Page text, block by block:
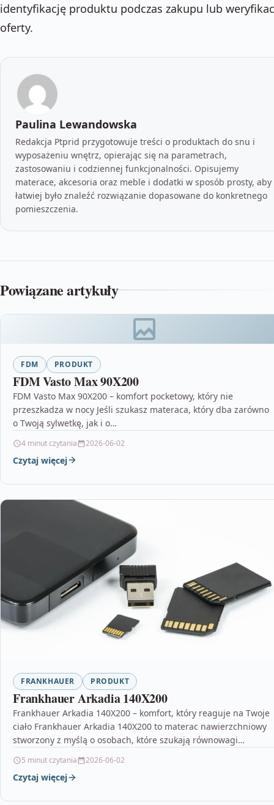
identyfikację produktu podczas zakupu lub
oferty.
Paulina Lewandowska
Redakcja Ptprid przygotowuje treści o produktach do snu i
wyposażeniu wnętrz, opierając się na parametrach,
zastosowaniu i codziennej funkcjonalności. Opisujemy
materace, akcesoria oraz meble i dodatki w sposób prosty, aby
łatwiej było znaleźć rozwiązanie dopasowane do konkretnego
pomieszczenia.
Powiązane artykuły
FDM PRODUKT
FDM Vasto Max 90X200
FDM Vasto Max 90X200 – komfort pocketowy, który nie
przeszkadza w nocy Jeśli szukasz materaca, który dba zarówno
o Twoją sylwetkę, jak i o…
4 minut czytania 2026-06-02
Czytaj więcej
FRANKHAUER PRODUKT
Frankhauer Arkadia 140X200
Frankhauer Arkadia 140X200 – komfort, który reaguje na Twoje
ciało Frankhauer Arkadia 140X200 to materac nawierzchniowy
stworzony z myślą o osobach, które szukają równowagi…
5 minut czytania 2026-06-02
Czytaj więcej